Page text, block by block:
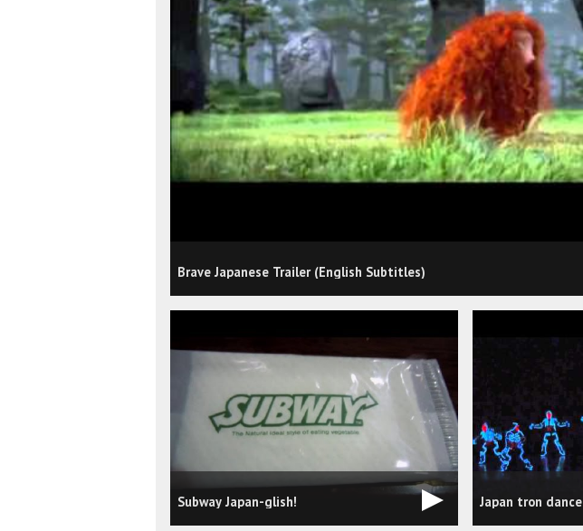
Brave Japanese Trailer (English Subtitles)
Subway Japan-glish! Japan tron dance